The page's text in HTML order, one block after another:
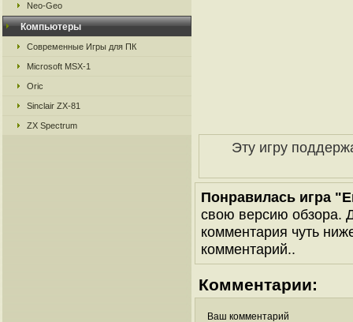
Neo-Geo
Компьютеры
Современные Игры для ПК
Microsoft MSX-1
Oric
Sinclair ZX-81
ZX Spectrum
Эту игру
Понравилась игра
свою версию обзора.
комментария чуть
комментарий..
Комментарии:
Ваш комментарий